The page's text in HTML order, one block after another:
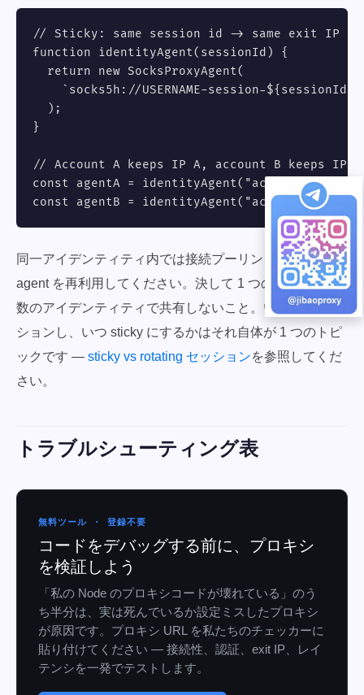
// Sticky: same session id -> same exit IP
function identityAgent(sessionId) {
  return new SocksProxyAgent(
    `socks5h://USERNAME-session-${sessionId}:
  );
}
// Account A keeps IP A, account B keeps IP
const agentA = identityAgent("acct_a");
const agentB = identityAgent("acct_b");
同一アイデンティティ内では接続プーリングのために
agent を再利用してください。決して 1 つの agent を複
数のアイデンティティで共有しないこと。いつローテー
ションし、いつ sticky にするかはそれ自体が 1 つのトピ
ックです — sticky vs rotating セッションを参照してくだ
さい。
トラブルシューティング表
無料ツール · 登録不要
コードをデバッグする前に、プロキシ
を検証しよう
「私の Node のプロキシコードが壊れている」のう
ち半分は、実は死んでいるか設定ミスしたプロキシ
が原因です。プロキシ URL を私たちのチェッカーに
貼り付けてください — 接続性、認証、exit IP、レイ
テンシを一発でテストします。